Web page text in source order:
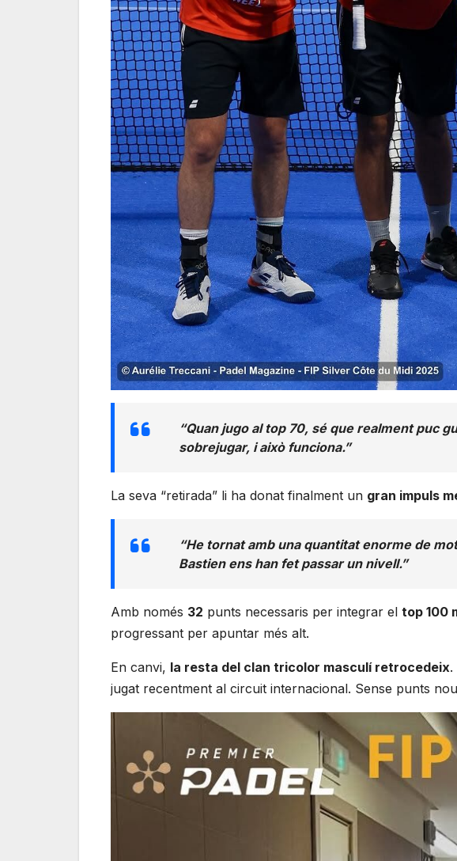
“Quan jugo al top 70, sé que realment puc
sobrejugar, i això funciona.”
La seva “retirada” li ha donat finalment un gran impuls
“He tornat amb una quantitat enorme de
Bastien ens han fet passar un nivell.”
Amb només 32 punts necessaris per integrar el top 100
progressant per apuntar més alt.
En canvi, la resta del clan tricolor masculí retrocedeix.
jugat recentment al circuit internacional. Sense punts